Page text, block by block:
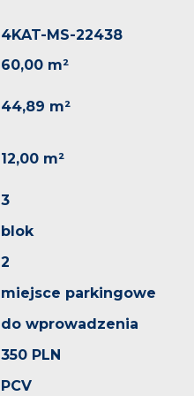
4KAT-MS-22438
60,00 m²
44,89 m²
12,00 m²
3
blok
2
miejsce parkingowe
do wprowadzenia
350 PLN
PCV